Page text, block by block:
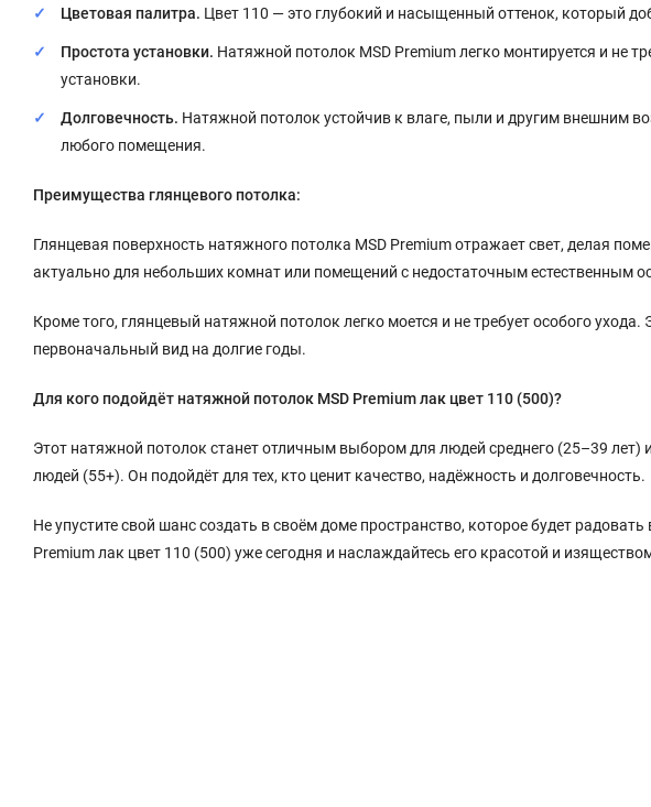
Цветовая палитра. Цвет 110 — это глубокий и насыщенный оттенок, который
Простота установки. Натяжной потолок MSD Premium легко монтируется и не
установки.
Долговечность. Натяжной потолок устойчив к влаге, пыли и другим внешним
любого помещения.
Преимущества глянцевого потолка:
Глянцевая поверхность натяжного потолка MSD Premium отражает свет, делая
актуально для небольших комнат или помещений с недостаточным естественным
Кроме того, глянцевый натяжной потолок легко моется и не требует особого
первоначальный вид на долгие годы.
Для кого подойдёт натяжной потолок MSD Premium лак цвет 110 (500)?
Этот натяжной потолок станет отличным выбором для людей среднего (25–39 лет)
людей (55+). Он подойдёт для тех, кто ценит качество, надёжность и долговечность.
Не упустите свой шанс создать в своём доме пространство, которое будет
Premium лак цвет 110 (500) уже сегодня и наслаждайтесь его красотой и